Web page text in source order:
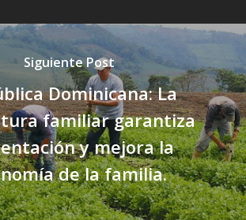
Siguiente Post
Dominicana: La
familiar garantiza
y mejora la
de la familia.